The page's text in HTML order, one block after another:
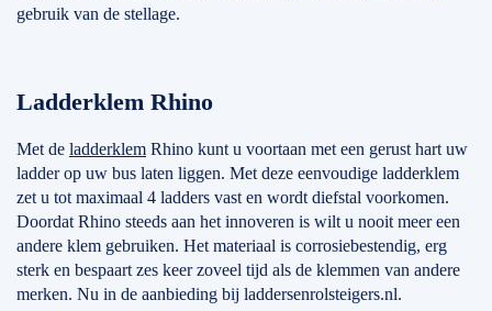
gebruik van de stellage.
Ladderklem Rhino
Met de ladderklem Rhino kunt u voortaan met een gerust hart uw
ladder op uw bus laten liggen. Met deze eenvoudige ladderklem
zet u tot maximaal 4 ladders vast en wordt diefstal voorkomen.
Doordat Rhino steeds aan het innoveren is wilt u nooit meer een
andere klem gebruiken. Het materiaal is corrosiebestendig, erg
sterk en bespaart zes keer zoveel tijd als de klemmen van andere
merken. Nu in de aanbieding bij laddersenrolsteigers.nl.